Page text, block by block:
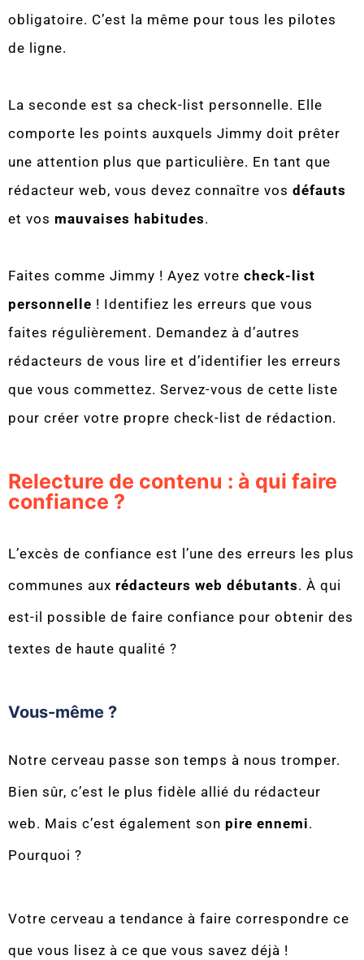
obligatoire. C’est la même pour tous les pilotes
de ligne.
La seconde est sa check-list personnelle. Elle
comporte les points auxquels Jimmy doit prêter
une attention plus que particulière. En tant que
rédacteur web, vous devez connaître vos défauts
et vos mauvaises habitudes.
Faites comme Jimmy ! Ayez votre check-list
personnelle ! Identifiez les erreurs que vous
faites régulièrement. Demandez à d’autres
rédacteurs de vous lire et d’identifier les erreurs
que vous commettez. Servez-vous de cette liste
pour créer votre propre check-list de rédaction.
Relecture de contenu : à qui faire
confiance ?
L’excès de confiance est l’une des erreurs les plus
communes aux rédacteurs web débutants. À qui
est-il possible de faire confiance pour obtenir des
textes de haute qualité ?
Vous-même ?
Notre cerveau passe son temps à nous tromper.
Bien sûr, c’est le plus fidèle allié du rédacteur
web. Mais c’est également son pire ennemi.
Pourquoi ?
Votre cerveau a tendance à faire correspondre ce
que vous lisez à ce que vous savez déjà !